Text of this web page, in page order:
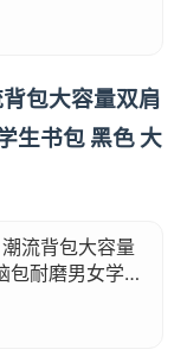
包大容量双肩
生书包 黑色 大
流背包大容量
包耐磨男女学生
电脑